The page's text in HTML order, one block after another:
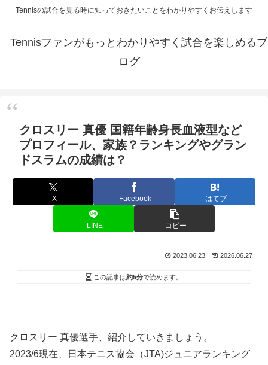
Tennisの試合を見る時に知っておきたいことをわかりやすくお伝えします
Tennisファンがもっとわかりやすく試合を楽しめるブ
ログ
クロスリー 真優 国籍年齢身長血液型など
プロフィール、家族？ランキングやグラン
ドスラムの成績は？
X Facebook はてブ
LINE コピー
2023.06.23 2026.06.27
この記事は約5分で読めます。
クロスリー 真優選手、紹介していきましょう。
2023/6現在、日本テニス協会（JTA)ジュニアランキング